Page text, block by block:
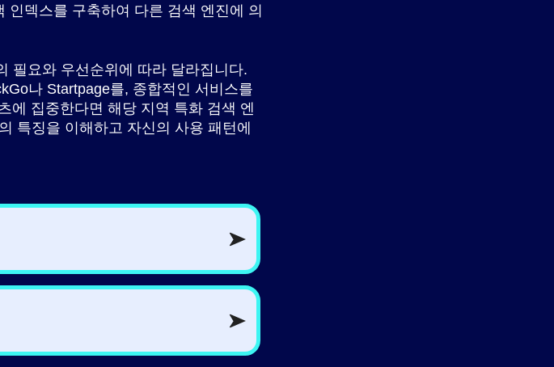
덱스를 구축하여 다른 검색 엔진에 의
필요와 우선순위에 따라 달라집니다.
나 Startpage를, 종합적인 서비스를
에 집중한다면 해당 지역 특화 검색 엔
특징을 이해하고 자신의 사용 패턴에